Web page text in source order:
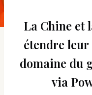
La Chine et
étendre
domaine du
via